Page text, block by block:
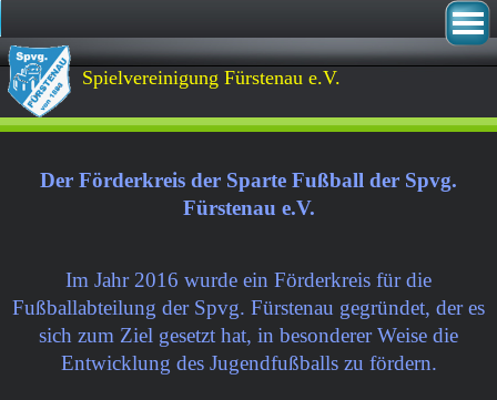
Spielvereinigung Fürstenau e.V.
Der Förderkreis der Sparte Fußball der Spvg.
Fürstenau e.V.
Im Jahr 2016 wurde ein Förderkreis für die
Fußballabteilung der Spvg. Fürstenau gegründet, der es
sich zum Ziel gesetzt hat, in besonderer Weise die
Entwicklung des Jugendfußballs zu fördern.